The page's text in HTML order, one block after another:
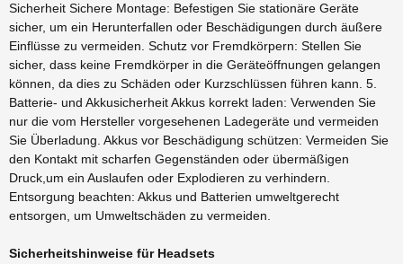
Sicherheit Sichere Montage: Befestigen Sie stationäre Geräte
sicher, um ein Herunterfallen oder Beschädigungen durch äußere
Einflüsse zu vermeiden. Schutz vor Fremdkörpern: Stellen Sie
sicher, dass keine Fremdkörper in die Geräteöffnungen gelangen
können, da dies zu Schäden oder Kurzschlüssen führen kann. 5.
Batterie- und Akkusicherheit Akkus korrekt laden: Verwenden Sie
nur die vom Hersteller vorgesehenen Ladegeräte und vermeiden
Sie Überladung. Akkus vor Beschädigung schützen: Vermeiden Sie
den Kontakt mit scharfen Gegenständen oder übermäßigen
Druck,um ein Auslaufen oder Explodieren zu verhindern.
Entsorgung beachten: Akkus und Batterien umweltgerecht
entsorgen, um Umweltschäden zu vermeiden.
Sicherheitshinweise für Headsets